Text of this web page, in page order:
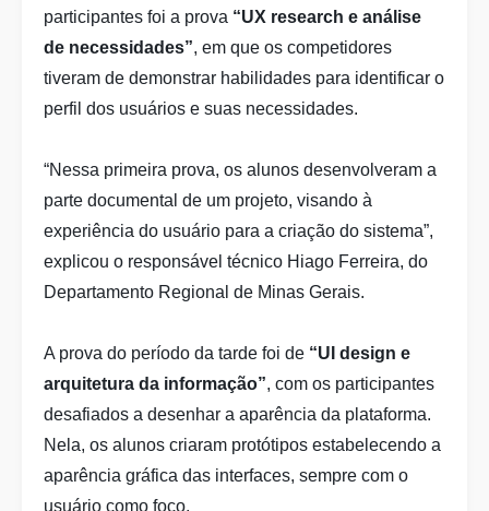
participantes foi a prova “UX research e análise
de necessidades”, em que os competidores
tiveram de demonstrar habilidades para identificar o
perfil dos usuários e suas necessidades.
“Nessa primeira prova, os alunos desenvolveram a
parte documental de um projeto, visando à
experiência do usuário para a criação do sistema”,
explicou o responsável técnico Hiago Ferreira, do
Departamento Regional de Minas Gerais.
A prova do período da tarde foi de “UI design e
arquitetura da informação”, com os participantes
desafiados a desenhar a aparência da plataforma.
Nela, os alunos criaram protótipos estabelecendo a
aparência gráfica das interfaces, sempre com o
usuário como foco.